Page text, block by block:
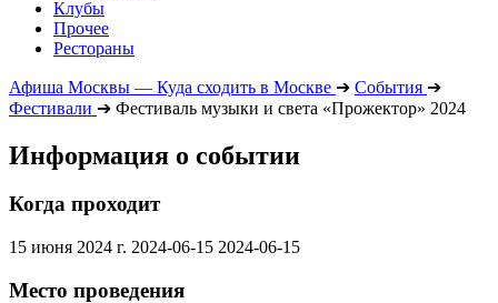
Клубы
Прочее
Рестораны
Афиша Москвы — Куда сходить в Москве ➔ События ➔
Фестивали ➔ Фестиваль музыки и света «Прожектор» 2024
Информация о событии
Когда проходит
15 июня 2024 г. 2024-06-15 2024-06-15
Место проведения